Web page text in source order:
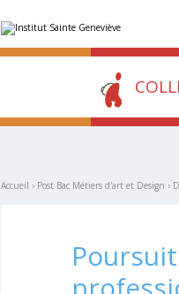
Accueil › Post Bac Métiers d'art et Design ›